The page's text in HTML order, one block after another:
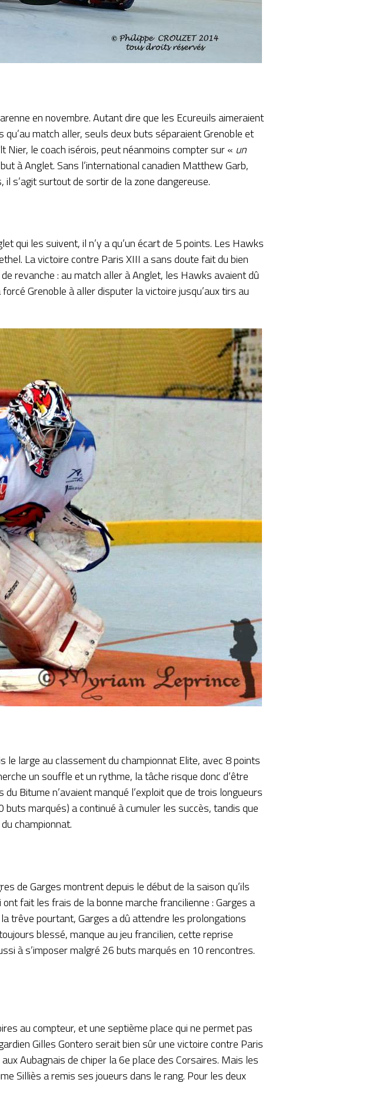
en novembre. Autant dire que les Ecureuils aimeraient
match aller, seuls deux buts séparaient Grenoble et
Nier, le coach isérois, peut néanmoins compter sur « un
à Anglet. Sans l’international canadien Matthew Garb,
s’agit surtout de sortir de la zone dangereuse.
qui les suivent, il n’y a qu’un écart de 5 points. Les Hawks
La victoire contre Paris XIII a sans doute fait du bien
revanche : au match aller à Anglet, les Hawks avaient dû
Grenoble à aller disputer la victoire jusqu’aux tirs au
le large au classement du championnat Elite, avec 8 points
un souffle et un rythme, la tâche risque donc d’être
Bitume n’avaient manqué l’exploit que de trois longueurs
marqués) a continué à cumuler les succès, tandis que
championnat.
de Garges montrent depuis le début de la saison qu’ils
fait les frais de la bonne marche francilienne : Garges a
trêve pourtant, Garges a dû attendre les prolongations
blessé, manque au jeu francilien, cette reprise
à s’imposer malgré 26 buts marqués en 10 rencontres.
au compteur, et une septième place qui ne permet pas
Gilles Gontero serait bien sûr une victoire contre Paris
Aubagnais de chiper la 6e place des Corsaires. Mais les
Silliès a remis ses joueurs dans le rang. Pour les deux